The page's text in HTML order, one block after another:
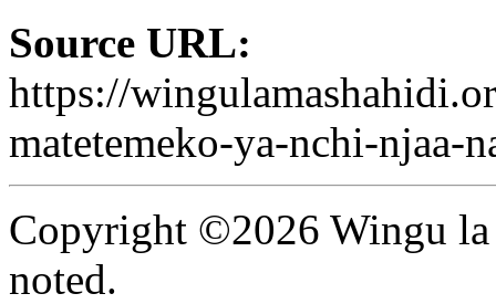
Source URL:
https://
matetemeko-ya-nchi-njaa-
Copyright ©2026 Wingu la
noted.